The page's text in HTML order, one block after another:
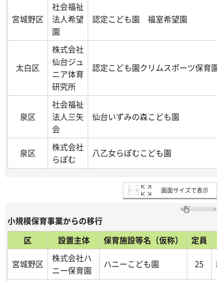
宮城野区
社会福祉
法人希望
園
認定こども園 福室希望園
太白区
株式会社
仙台ジュ
ニア体育
研究所
認定こども園クリムスポーツ保育園
泉区
社会福祉
法人三矢
会
仙台いずみの森こども園
泉区
株式会社
らぽむ
八乙女らぽむこども園
画面サイズで表示
小規模保育事業からの移行
区
設置主体 保育施設等名（仮称）
定員
宮城野区
株式会社ハ
ニー保育園
ハニーこども園 25